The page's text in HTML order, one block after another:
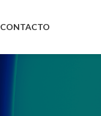
CONTACTO